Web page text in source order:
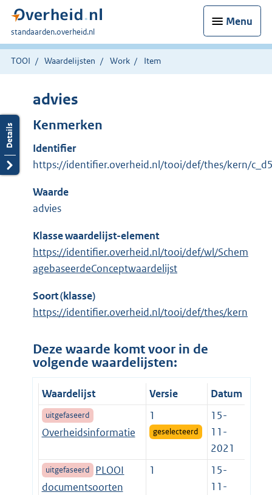
Menu
U
bent
hier:
standaarden.overheid.nl
TOOI Waardelijsten Work Item
advies
Kenmerken
Identifier
https://identifier.overheid.nl/tooi/def/thes/kern/
Waarde
advies
Klasse waardelijst-element
https://identifier.overheid.nl/tooi/def/wl/Schem
agebaseerdeConceptwaardelijst
Soort (klasse)
https://identifier.overheid.nl/tooi/def/thes/kern
Deze waarde komt voor in de
volgende waardelijsten:
Waardelijst Versie Datum
uitgefaseerd
Overheidsinformatie
1
geselecteerd
15-
11-
2021
uitgefaseerd
PLOOI
documentsoorten
1
15-
11-